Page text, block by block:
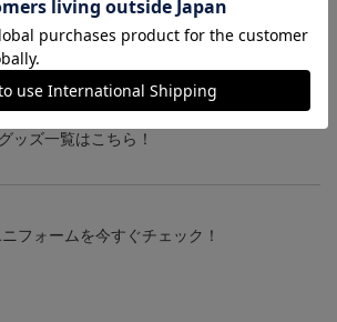
ッズ一覧はこちら！
フォームを今すぐチェック！